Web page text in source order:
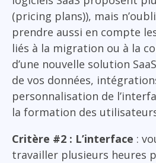
(pricing plans)), mais
prendre aussi en compte
liés à la migration ou à la
d’une nouvelle solution
de vos données,
personnalisation de
la formation des
Critère #2 : L’interface :
travailler plusieurs heures